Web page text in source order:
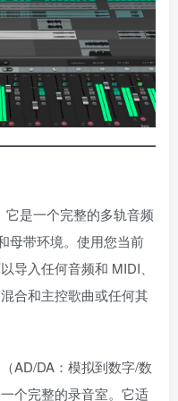
是一个完整的多轨音频
母带环境。使用您当前
导入任何音频和 MIDI、
合和主控歌曲或任何其
AD/DA：模拟到数字/数
个完整的录音室。它适